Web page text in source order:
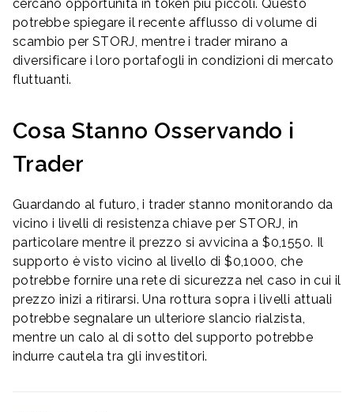
cercano opportunità in token più piccoli. Questo
potrebbe spiegare il recente afflusso di volume di
scambio per STORJ, mentre i trader mirano a
diversificare i loro portafogli in condizioni di mercato
fluttuanti.
Cosa Stanno Osservando i
Trader
Guardando al futuro, i trader stanno monitorando da
vicino i livelli di resistenza chiave per STORJ, in
particolare mentre il prezzo si avvicina a $0,1550. Il
supporto è visto vicino al livello di $0,1000, che
potrebbe fornire una rete di sicurezza nel caso in cui il
prezzo inizi a ritirarsi. Una rottura sopra i livelli attuali
potrebbe segnalare un ulteriore slancio rialzista,
mentre un calo al di sotto del supporto potrebbe
indurre cautela tra gli investitori.